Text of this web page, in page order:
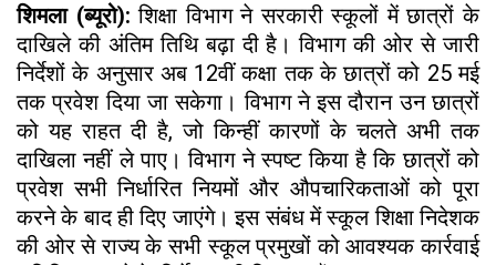
शिमला (ब्यूरो):शिक्षा विभाग ने सरकारी स्कूलों में छात्रों के
दाखिले की अंतिम तिथि बढ़ा दी है। विभाग की ओर से जारी
निर्देशों के अनुसार अब 12वीं कक्षा तक के छात्रों को 25 मई
तक प्रवेश दिया जा सकेगा। विभाग ने इस दौरान उन छात्रों
को यह राहत दी है, जो किन्हीं कारणों के चलते अभी तक
दाखिला नहीं ले पाए। विभाग ने स्पष्ट किया है कि छात्रों को
प्रवेश सभी निर्धारित नियमों और औपचारिकताओं को पूरा
करने के बाद ही दिए जाएंगे। इस संबंध में स्कूल शिक्षा निदेशक
की ओर से राज्य के सभी स्कूल प्रमुखों को आवश्यक कार्रवाई